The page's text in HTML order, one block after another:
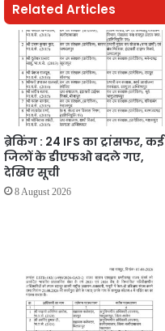
Related Articles
ब्रेकिंग : 24 IFS का ट्रांसफर, कई
जिलों के डीएफओ बदले गए,
देखिए सूची
8 August 2026